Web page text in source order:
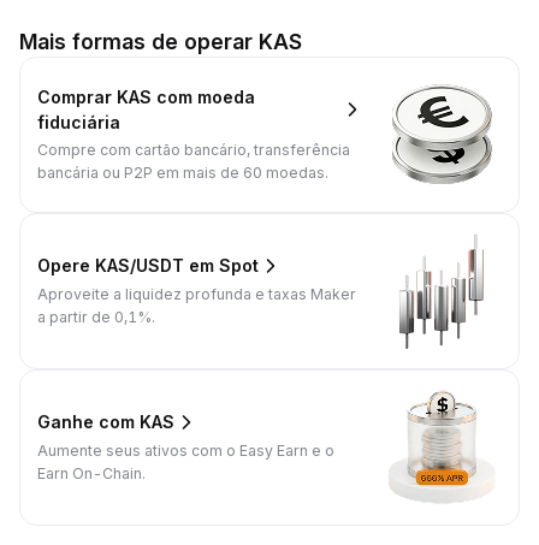
Mais formas de operar KAS
Comprar KAS com moeda
fiduciária
Compre com cartão bancário, transferência
bancária ou P2P em mais de 60 moedas.
Opere KAS/USDT em Spot
Aproveite a liquidez profunda e taxas Maker
a partir de 0,1%.
Ganhe com KAS
Aumente seus ativos com o Easy Earn e o
Earn On-Chain.